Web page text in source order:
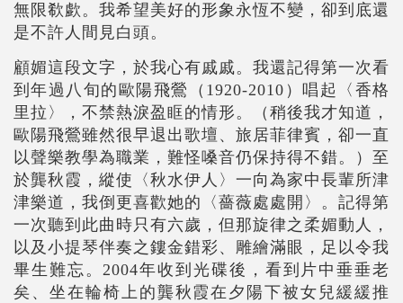
無限欷歔。我希望美好的形象永恆不變，卻到底還
是不許人間見白頭。
顧媚這段文字，於我心有戚戚。我還記得第一次看
到年過八旬的歐陽飛鶯（1920-2010）唱起〈香格
里拉〉，不禁熱淚盈眶的情形。（稍後我才知道，
歐陽飛鶯雖然很早退出歌壇、旅居菲律賓，卻一直
以聲樂教學為職業，難怪嗓音仍保持得不錯。）至
於龔秋霞，縱使〈秋水伊人〉一向為家中長輩所津
津樂道，我倒更喜歡她的〈薔薇處處開〉。記得第
一次聽到此曲時只有六歲，但那旋律之柔媚動人，
以及小提琴伴奏之鏤金錯彩、雕繪滿眼，足以令我
畢生難忘。2004年收到光碟後，看到片中垂垂老
矣、坐在輪椅上的龔秋霞在夕陽下被女兒緩緩推